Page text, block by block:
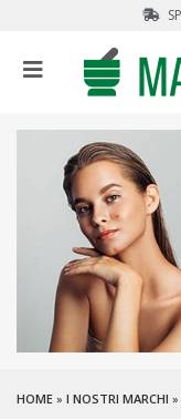
HOME » I NOSTRI MARCHI »